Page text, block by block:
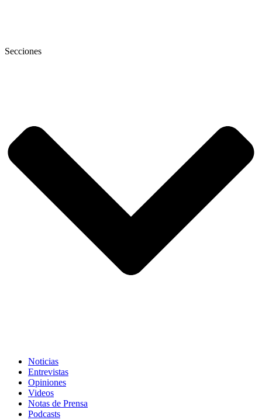
Secciones
Noticias
Entrevistas
Opiniones
Videos
Notas de Prensa
Podcasts